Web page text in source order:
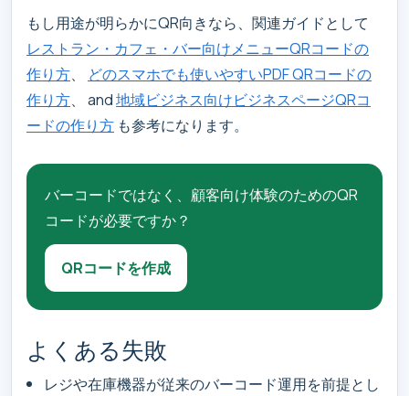
もし用途が明らかにQR向きなら、関連ガイドとして
レストラン・カフェ・バー向けメニューQRコードの
作り方、 どのスマホでも使いやすいPDF QRコードの
作り方、 and地域ビジネス向けビジネスページQRコ
ードの作り方 も参考になります。
バーコードではなく、顧客向け体験のためのQR
コードが必要ですか？
QRコードを作成
よくある失敗
レジや在庫機器が従来のバーコード運用を前提とし